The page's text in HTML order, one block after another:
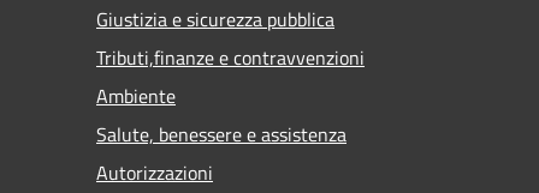
Giustizia e sicurezza pubblica
Tributi,finanze e contravvenzioni
Ambiente
Salute, benessere e assistenza
Autorizzazioni